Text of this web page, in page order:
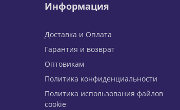
Информация
Доставка и Оплата
Гарантия и возврат
Оптовикам
Политика конфиденциальности
Политика использования файлов
cookie